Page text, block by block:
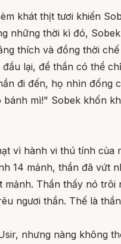
khát thịt tươi khiến
những thời kì đó,
thích và đồng thời
lại, để thần có thể
đi đến, họ nhìn đống
mì!" Sobek khốn
vì hành vi thú tính
14 mảnh, thần đã vứt
mảnh. Thần thấy nó
ngươi thần. Thế là
nhưng nàng không